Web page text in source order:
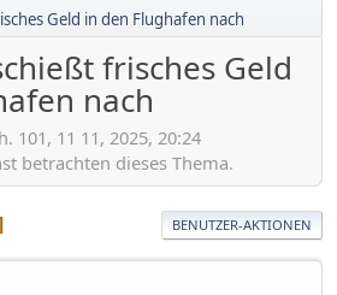
Geld in den Flughafen nach
frisches Geld
nach
101, 11 11, 2025, 20:24
betrachten dieses Thema.
BENUTZER-AKTIONEN